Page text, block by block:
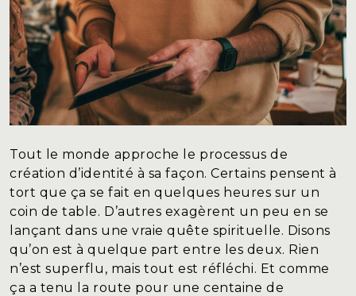
Tout le monde approche le processus de
création d’identité à sa façon. Certains pensent à
tort que ça se fait en quelques heures sur un
coin de table. D’autres exagèrent un peu en se
lançant dans une vraie quête spirituelle. Disons
qu’on est à quelque part entre les deux. Rien
n’est superflu, mais tout est réfléchi. Et comme
ça a tenu la route pour une centaine de